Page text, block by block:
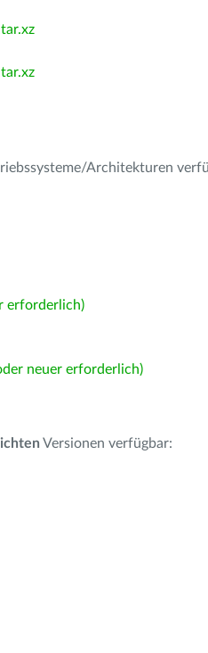
Architekturen
erforderlich)
neuer erforderlich)
Versionen verfügbar: